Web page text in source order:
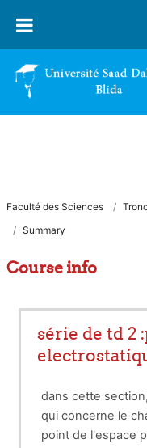
Faculté des Sciences
Summary
Course info
série de td 2
dans cette
qui concerne le
point de l'espace